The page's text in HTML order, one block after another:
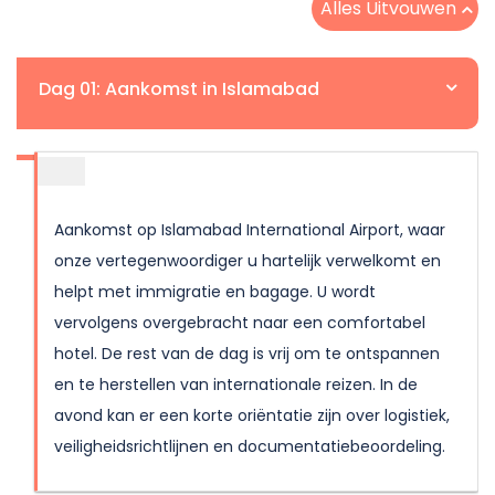
Alles Uitvouwen
Dag 01: Aankomst in Islamabad
Aankomst op Islamabad International Airport, waar
onze vertegenwoordiger u hartelijk verwelkomt en
helpt met immigratie en bagage. U wordt
vervolgens overgebracht naar een comfortabel
hotel. De rest van de dag is vrij om te ontspannen
en te herstellen van internationale reizen. In de
avond kan er een korte oriëntatie zijn over logistiek,
veiligheidsrichtlijnen en documentatiebeoordeling.